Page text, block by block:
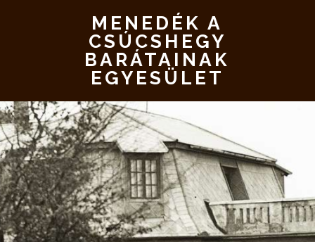
MENEDÉK A
CSÚCSHEGY
BARÁTAINAK
EGYESÜLET